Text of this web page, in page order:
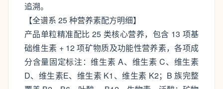
追溯。
【全谱系 25 种营养素配方明细】
产品单粒精准配比 25 类核心营养，包含 13 项基
础维生素 + 12 项矿物质及功能性营养素，各项成
分含量固定标注：维生素 A、维生素 C、维生素
D、维生素E、维生素 K1、维生素 K2；B 族完整